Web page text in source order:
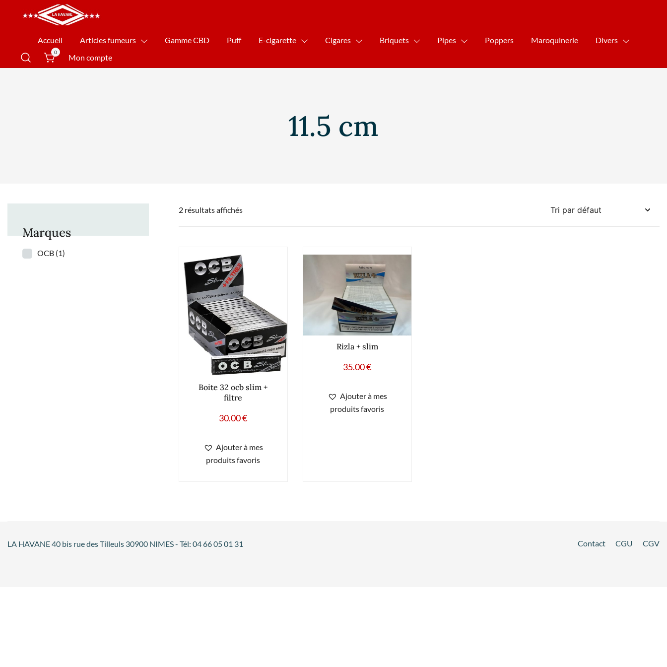
La Havane Nîmes
Accueil Articles fumeurs Gamme CBD Puff E-cigarette Cigares Briquets Pipes Poppers Maroquinerie Divers
0
Mon compte
11.5 cm
2 résultats affichés
Boite 32 ocb slim +
filtre
30.00€
Ajouter à mes
produits favoris
Rizla + slim
35.00€
Ajouter à mes
produits favoris
Marques
OCB (1)
LA HAVANE 40 bis rue des Tilleuls 30900 NIMES - Tél: 04 66 05 01 31 Contact CGU CGV